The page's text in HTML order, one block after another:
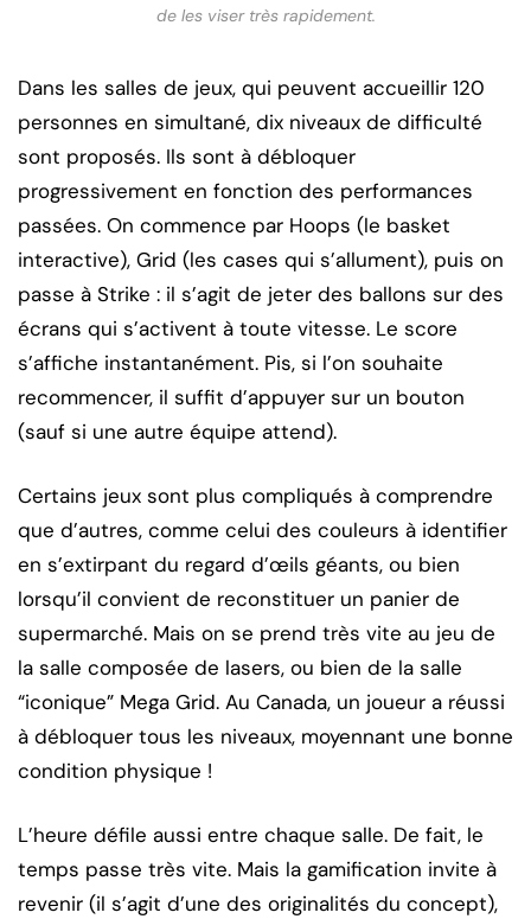
de les viser très rapidement.
Dans les salles de jeux, qui peuvent accueillir 120
personnes en simultané, dix niveaux de difficulté
sont proposés. Ils sont à débloquer
progressivement en fonction des performances
passées. On commence par Hoops (le basket
interactive), Grid (les cases qui s’allument), puis on
passe à Strike : il s’agit de jeter des ballons sur des
écrans qui s’activent à toute vitesse. Le score
s’affiche instantanément. Pis, si l’on souhaite
recommencer, il suffit d’appuyer sur un bouton
(sauf si une autre équipe attend).
Certains jeux sont plus compliqués à comprendre
que d’autres, comme celui des couleurs à identifier
en s’extirpant du regard d’œils géants, ou bien
lorsqu’il convient de reconstituer un panier de
supermarché. Mais on se prend très vite au jeu de
la salle composée de lasers, ou bien de la salle
“iconique” Mega Grid. Au Canada, un joueur a réussi
à débloquer tous les niveaux, moyennant une bonne
condition physique !
L’heure défile aussi entre chaque salle. De fait, le
temps passe très vite. Mais la gamification invite à
revenir (il s’agit d’une des originalités du concept),